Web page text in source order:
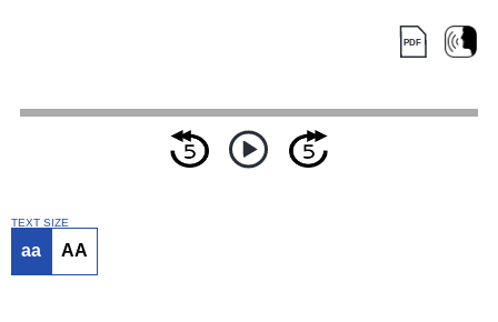
TEXT SIZE
aa AA